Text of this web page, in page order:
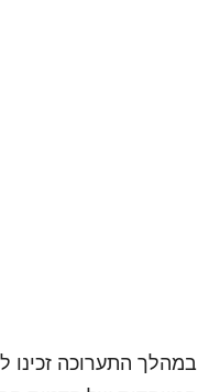
במהלך התערוכה זכינו